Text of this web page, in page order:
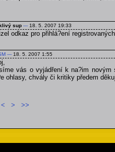
sup --- 18. 5. 2007 19:33
odkaz pro přihlá?ení
--- 18. 5. 2007 1:55
vás o vyjádření k na?im novým
ohlasy, chvály či kritiky předem
< > >>